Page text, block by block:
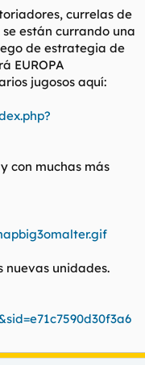
currelas de
están currando una
de estrategia de
EUROPA
jugosos aquí:
con muchas más
nuevas unidades.